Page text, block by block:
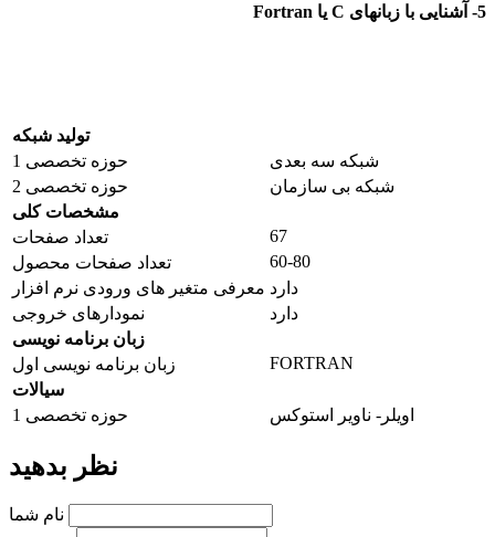
5- آشنایی با زبانهای C یا Fortran
تولید شبکه
حوزه تخصصی 1
شبکه سه بعدی
حوزه تخصصی 2
شبکه بی سازمان
مشخصات کلی
تعداد صفحات
67
تعداد صفحات محصول
60-80
معرفی متغیر های ورودی نرم افزار دارد
نمودارهای خروجی
دارد
زبان برنامه نویسی
زبان برنامه نویسی اول
FORTRAN
سیالات
حوزه تخصصی 1
اویلر- ناویر استوکس
نظر بدهید
نام شما